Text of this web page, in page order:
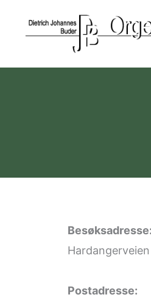
Besøksadresse:
Postadresse: